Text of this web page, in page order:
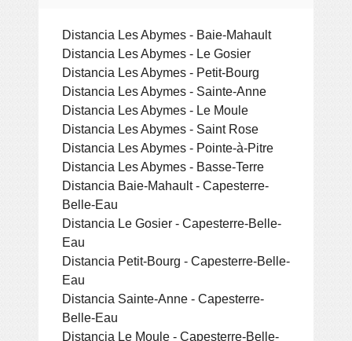
Distancia Les Abymes - Baie-Mahault
Distancia Les Abymes - Le Gosier
Distancia Les Abymes - Petit-Bourg
Distancia Les Abymes - Sainte-Anne
Distancia Les Abymes - Le Moule
Distancia Les Abymes - Saint Rose
Distancia Les Abymes - Pointe-à-Pitre
Distancia Les Abymes - Basse-Terre
Distancia Baie-Mahault - Capesterre-
Belle-Eau
Distancia Le Gosier - Capesterre-Belle-
Eau
Distancia Petit-Bourg - Capesterre-Belle-
Eau
Distancia Sainte-Anne - Capesterre-
Belle-Eau
Distancia Le Moule - Capesterre-Belle-